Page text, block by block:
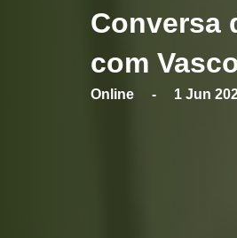
Conversa
com
Online - 1 Jun